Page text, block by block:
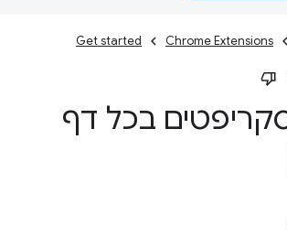
Chrome Extensions
Get started
בכל דף